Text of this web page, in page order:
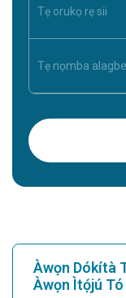
Àwọn Dókítà
Àwọn Ìtọ́jú